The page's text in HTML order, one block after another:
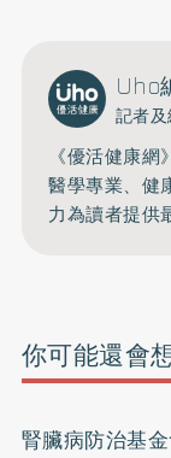
Uho
記者
《優活健康
醫學專業、健
力為讀者提供
你可能還會
腎臟病防治基